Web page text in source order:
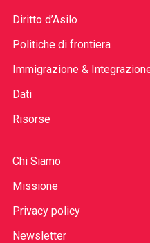
Diritto d’Asilo
Politiche di frontiera
Immigrazione &
Dati
Risorse
Chi Siamo
Missione
Privacy policy
Newsletter